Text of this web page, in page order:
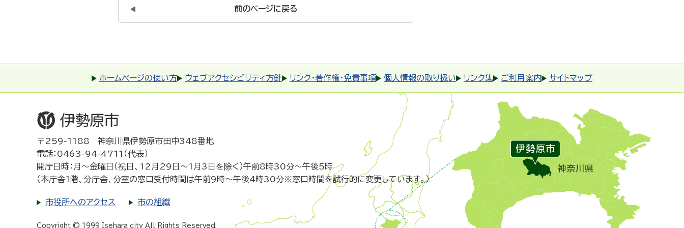
前のページに戻る
ホームページの使い方 ウェブアクセシビリティ方針 リンク・著作権・免責事項 個人情報の取り扱い リンク集 ご利用案内 サイトマップ
〒259-1188 神奈川県伊勢原市田中348番地
電話：0463-94-4711（代表）
開庁日時：月～金曜日（祝日、12月29日～1月3日を除く）午前8時30分～午後5時
（本庁舎1階、分庁舎、分室の窓口受付時間は午前9時～午後4時30分※窓口時間を試行的に変更しています。）
市役所へのアクセス 市の組織
Copyright © 1999 Isehara city All Rights Reserved.